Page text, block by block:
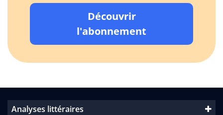
Découvrir
l'abonnement
Analyses littéraires